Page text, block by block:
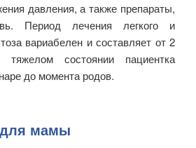
давления, а также препараты,
Период лечения легкого и
вариабелен и составляет от 2
состоянии пациентка
до момента родов.
мамы